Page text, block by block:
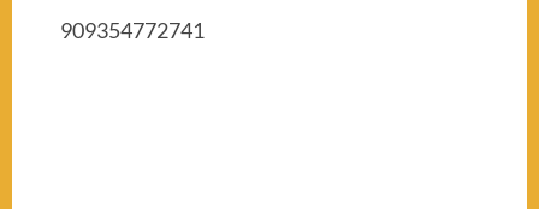
909354772741